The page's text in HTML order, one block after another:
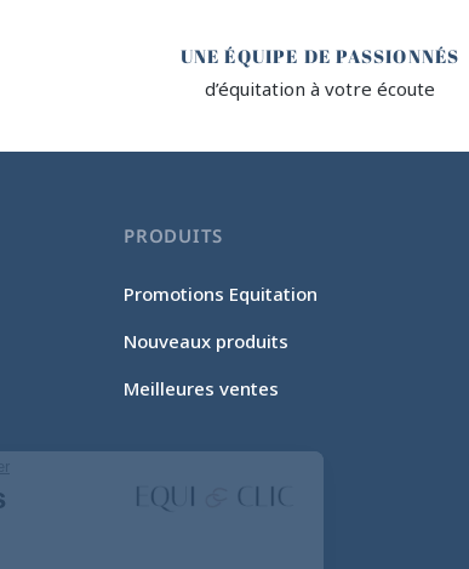
Gestion des
UNE ÉQUIPE DE PASSIONNÉS
d’équitation à votre écoute
PRODUITS
Promotions Equitation
Nouveaux produits
Meilleures ventes